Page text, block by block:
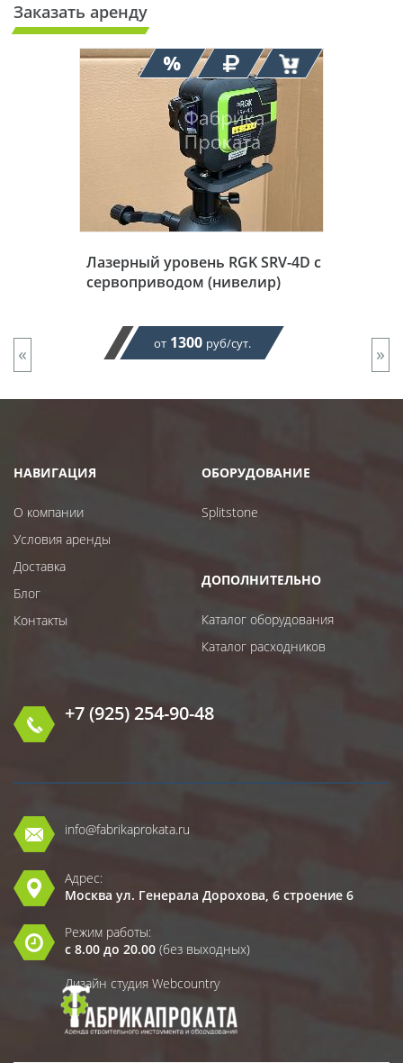
Заказать аренду
Лазерный уровень RGK SRV-4D с
сервоприводом (нивелир)
от 1300 руб/сут.
« »
НАВИГАЦИЯ
О компании
Условия аренды
Доставка
Блог
Контакты
ОБОРУДОВАНИЕ
Splitstone
ДОПОЛНИТЕЛЬНО
Каталог оборудования
Каталог расходников
+7 (925) 254-90-48
info@fabrikaprokata.ru
Адрес:
Москва ул. Генерала Дорохова, 6 строение 6
Режим работы:
с 8.00 до 20.00 (без выходных)
Дизайн студия Webcountry